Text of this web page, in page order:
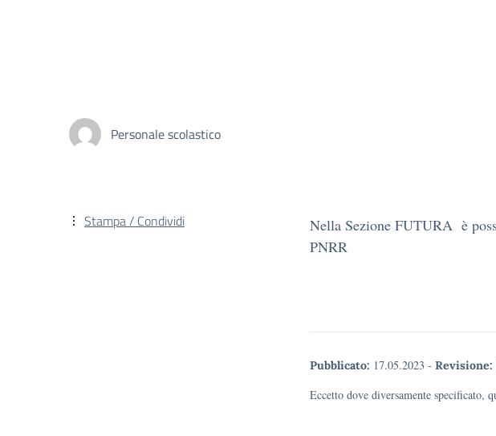
Personale scolastico
Nella Sezione FUTURA è
PNRR
Pubblicato: 17.05.2023 - Revisione:
Eccetto dove diversamente specificato,
Stampa / Condividi